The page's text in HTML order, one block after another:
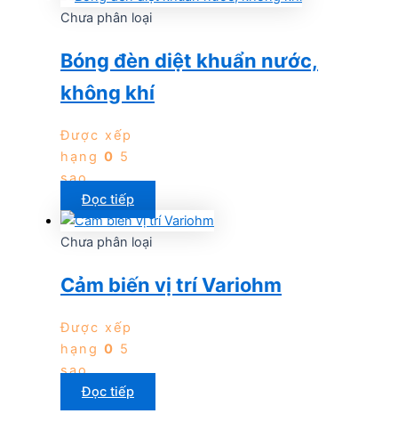
Chưa phân loại
Bóng đèn diệt khuẩn nước,
không khí
Được xếp
hạng 0 5
sao
Đọc tiếp
Chưa phân loại
Cảm biến vị trí Variohm
Được xếp
hạng 0 5
sao
Đọc tiếp